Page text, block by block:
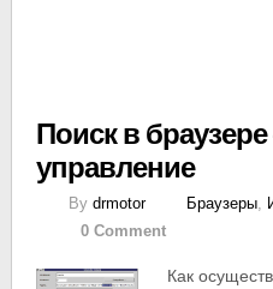
Поиск в
управление
By drmotor Браузеры,
0 Comment
Как